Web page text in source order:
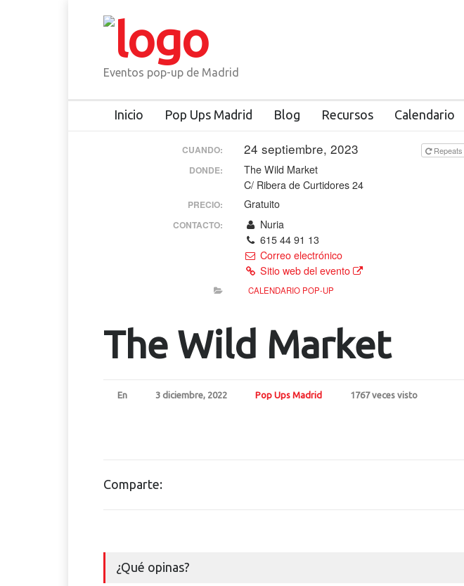
Eventos pop-up de Madrid
Inicio Pop Ups Madrid Blog Recursos Calendario
CUANDO: 24 septiembre, 2023 Repeats
DONDE:
The Wild Market
C/ Ribera de Curtidores 24
PRECIO: Gratuito
CONTACTO:
Nuria
615 44 91 13
Correo electrónico
Sitio web del evento
CALENDARIO POP-UP
The Wild Market
En 3 diciembre, 2022 Pop Ups Madrid 1767 veces visto
Comparte:
¿Qué opinas?